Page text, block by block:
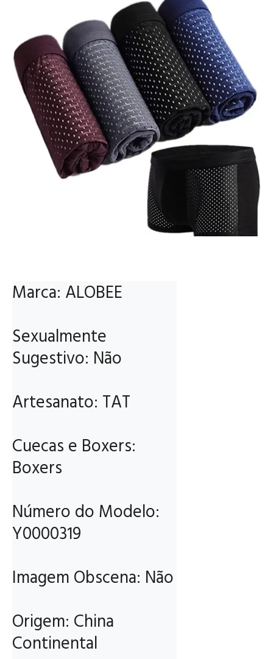
Marca: ALOBEE
Sexualmente
Sugestivo: Não
Artesanato: TAT
Cuecas e Boxers:
Boxers
Número do Modelo:
Y0000319
Imagem Obscena: Não
Origem: China
Continental